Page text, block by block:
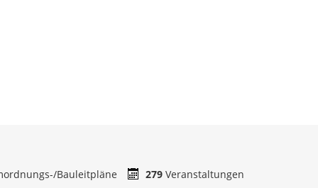
Bauleitpläne 279 Veranstaltungen